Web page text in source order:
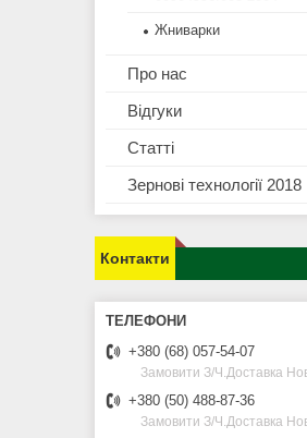
Жниварки
Про нас
Відгуки
Статті
Зернові технології 2018
Контакти
+380 (68) 057-54-07
Замовити З/Ч.Доставка
+380 (50) 488-87-36
Замовити З/Ч.Доставка